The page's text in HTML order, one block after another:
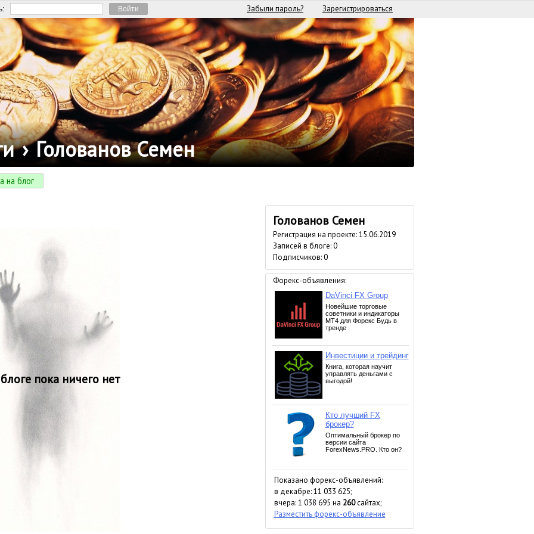
Забыли пароль? Зарегистрироваться
› Голованов Семен
на блог
пока ничего нет
Голованов Семен
Регистрация на проекте: 15.06.2019
Записей в блоге: 0
Подписчиков:0
Форекс-объявления:
Показано форекс-объявлений:
в декабре: 11 033 625;
вчера: 1 038 695 на 260сайтах;
Разместить форекс-объявление